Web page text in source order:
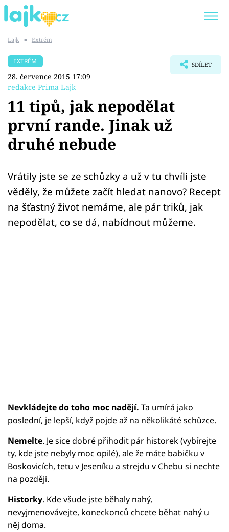
SHOPAHOLICADEL
Témata
Showbyznys
Youtubeři
Virály
Sex a vztahy
Lajk ■ Extrém
EXTRÉM
28. července 2015 17:09
redakce Prima Lajk
SDÍLET
11 tipů, jak nepodělat
první rande. Jinak už
druhé nebude
Vrátily jste se ze schůzky a už v tu chvíli jste
věděly, že můžete začít hledat nanovo? Recept
na šťastný život nemáme, ale pár triků, jak
nepodělat, co se dá, nabídnout můžeme.
Nevkládejte do toho moc nadějí. Ta umírá jako
poslední, je lepší, když pojde až na několikáté schůzce.
Nemelte. Je sice dobré přihodit pár historek (vybírejte
ty, kde jste nebyly moc opilé), ale že máte babičku v
Boskovicích, tetu v Jeseníku a strejdu v Chebu si nechte
na později.
Historky. Kde všude jste běhaly nahý,
nevyjmenovávejte, koneckonců chcete běhat nahý u
něj doma.